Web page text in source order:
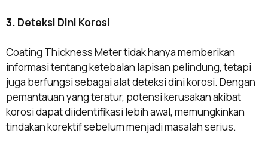
3. Deteksi Dini Korosi
Coating Thickness Meter tidak hanya memberikan
informasi tentang ketebalan lapisan pelindung, tetapi
juga berfungsi sebagai alat deteksi dini korosi. Dengan
pemantauan yang teratur, potensi kerusakan akibat
korosi dapat diidentifikasi lebih awal, memungkinkan
tindakan korektif sebelum menjadi masalah serius.